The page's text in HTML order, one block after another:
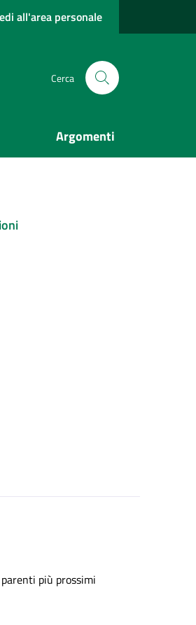
all'area personale
Cerca
Argomenti
più prossimi